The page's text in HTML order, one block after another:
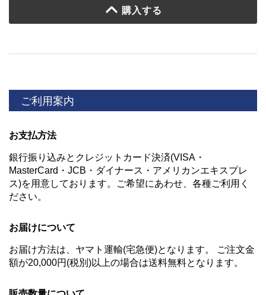
購入する
ご利用案内
お支払方法
銀行振り込みとクレジットカード決済(VISA・
MasterCard・JCB・ダイナース・アメリカンエキスプレ
ス)を用意しております。ご希望にあわせ、各種ご利用く
ださい。
お届けについて
お届け方法は、ヤマト運輸(宅急便)となります。 ご注文金
額が20,000円(税別)以上の場合は送料無料となります。